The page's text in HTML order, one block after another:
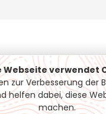
Webseite verwendet
zur Verbesserung der
helfen dabei, diese
machen.